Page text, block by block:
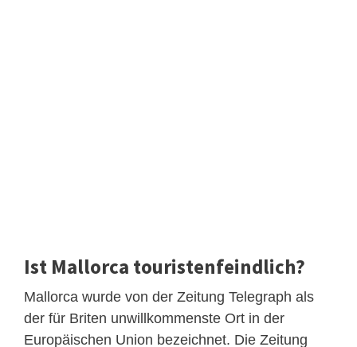
Ist Mallorca touristenfeindlich?
Mallorca wurde von der Zeitung Telegraph als
der für Briten unwillkommenste Ort in der
Europäischen Union bezeichnet. Die Zeitung